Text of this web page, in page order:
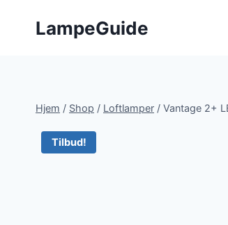
LampeGuide
Hjem / Shop / Loftlamper / Vantage 2+
Tilbud!